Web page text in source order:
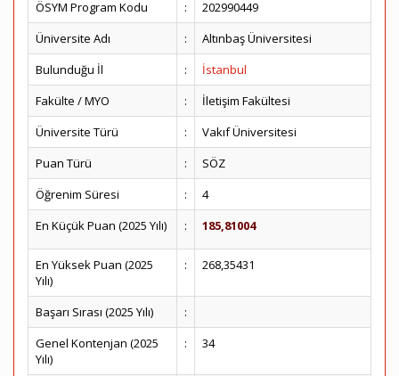
ÖSYM Program Kodu
:
202990449
Üniversite Adı
:
Altınbaş Üniversitesi
Bulunduğu İl
:
İstanbul
Fakülte / MYO
:
İletişim Fakültesi
Üniversite Türü
:
Vakıf Üniversitesi
Puan Türü
:
SÖZ
Öğrenim Süresi
:
4
En Küçük Puan (2025 Yılı)
: 185,81004
En Yüksek Puan (2025
Yılı)
: 268,35431
Başarı Sırası (2025 Yılı)
:
Genel Kontenjan (2025
Yılı)
: 34